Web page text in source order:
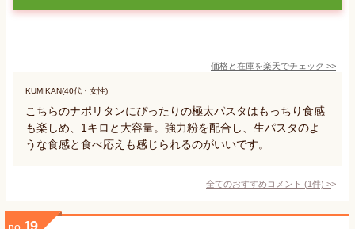
価格と在庫を楽天でチェック >>
KUMIKAN(40代・女性)
こちらのナポリタンにぴったりの極太パスタはもっちり食感
も楽しめ、1キロと大容量。強力粉を配合し、生パスタのよ
うな食感と食べ応えも感じられるのがいいです。
全てのおすすめコメント (1件) >
19